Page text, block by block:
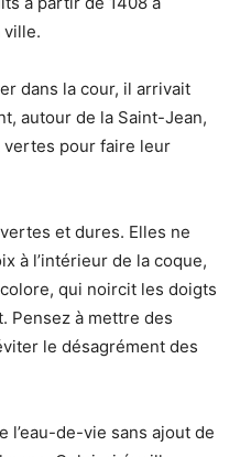
ville.
dans la cour, il arrivait
autour de la Saint-Jean,
vertes pour faire leur
et dures. Elles ne
à l’intérieur de la coque,
qui noircit les doigts
Pensez à mettre des
le désagrément des
l’eau-de-vie sans ajout de